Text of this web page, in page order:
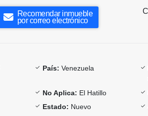
Recomendar inmueble
por correo electrónico
País: Venezuela
No Aplica: El Hatillo
Estado: Nuevo